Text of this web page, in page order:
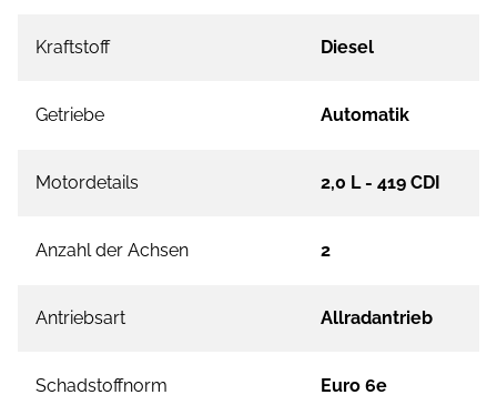
Kraftstoff Diesel
Getriebe Automatik
Motordetails 2,0 L - 419 CDI
Anzahl der Achsen 2
Antriebsart Allradantrieb
Schadstoffnorm Euro 6e